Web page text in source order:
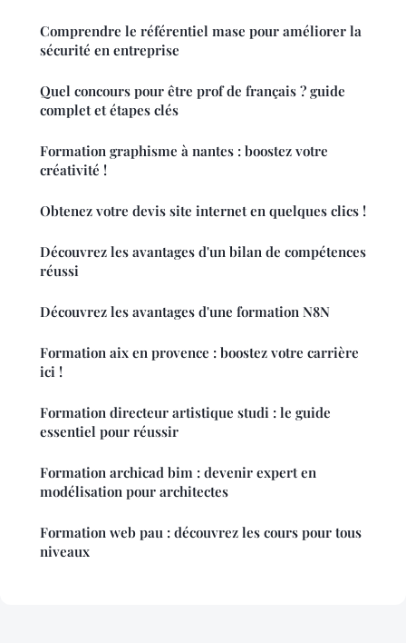
Comprendre le référentiel mase pour améliorer la
sécurité en entreprise
Quel concours pour être prof de français ? guide
complet et étapes clés
Formation graphisme à nantes : boostez votre
créativité !
Obtenez votre devis site internet en quelques clics !
Découvrez les avantages d'un bilan de compétences
réussi
Découvrez les avantages d'une formation N8N
Formation aix en provence : boostez votre carrière
ici !
Formation directeur artistique studi : le guide
essentiel pour réussir
Formation archicad bim : devenir expert en
modélisation pour architectes
Formation web pau : découvrez les cours pour tous
niveaux